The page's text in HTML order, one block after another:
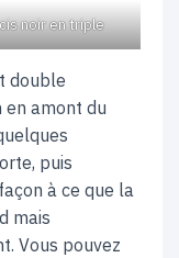
noir en triple
double
en amont du
puis
à ce que la
mais
Vous pouvez